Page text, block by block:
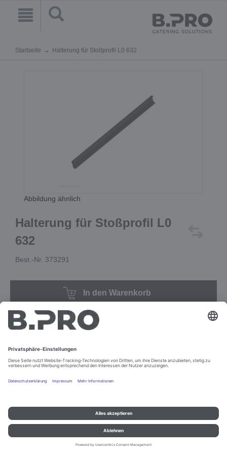
Startseite Halterung für Stoßprofil L0 632
Abbildung ähnlich
Halterung für Stoßprofil L0
632
Best.-Nr. 373291
In den Warenkorb
© B.PRO Catering Solutions 2022